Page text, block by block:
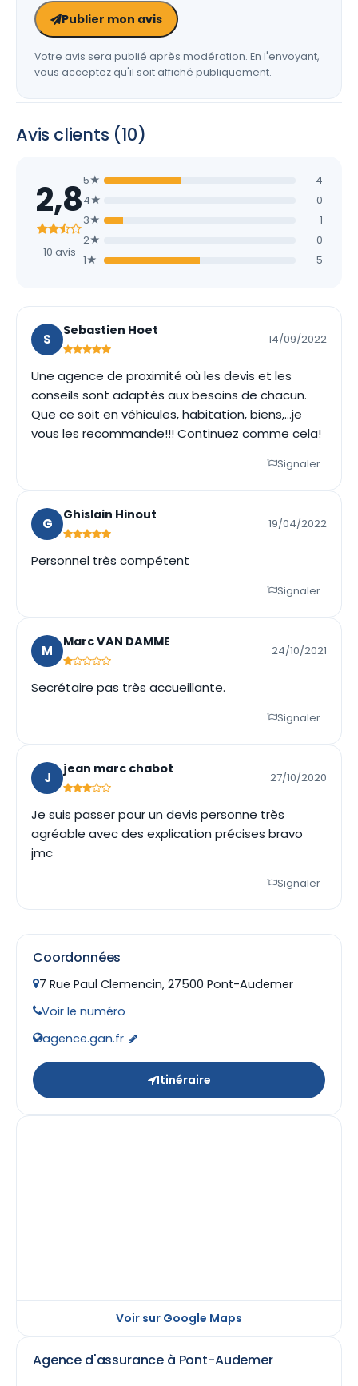
Publier mon avis
Votre avis sera publié après modération. En l'envoyant,
vous acceptez qu'il soit affiché publiquement.
Avis clients (10)
2,8
10 avis
5★
4
4★
0
3★
1
2★
0
1★
5
S
Sebastien Hoet
14/09/2022
Une agence de proximité où les devis et les
conseils sont adaptés aux besoins de chacun.
Que ce soit en véhicules, habitation, biens,...je
vous les recommande!!! Continuez comme cela!
Signaler
G
Ghislain Hinout
19/04/2022
Personnel très compétent
Signaler
M
Marc VAN DAMME
24/10/2021
Secrétaire pas très accueillante.
Signaler
J
jean marc chabot
27/10/2020
Je suis passer pour un devis personne très
agréable avec des explication précises bravo
jmc
Signaler
Coordonnées
7 Rue Paul Clemencin, 27500 Pont-Audemer
Voir le numéro
agence.gan.fr
Itinéraire
Voir sur Google Maps
Agence d'assurance à Pont-Audemer